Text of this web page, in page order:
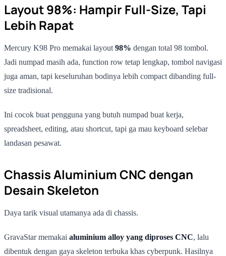
Layout 98%: Hampir Full-Size, Tapi
Lebih Rapat
Mercury K98 Pro memakai layout 98% dengan total 98 tombol.
Jadi numpad masih ada, function row tetap lengkap, tombol navigasi
juga aman, tapi keseluruhan bodinya lebih compact dibanding full-
size tradisional.
Ini cocok buat pengguna yang butuh numpad buat kerja,
spreadsheet, editing, atau shortcut, tapi ga mau keyboard selebar
landasan pesawat.
Chassis Aluminium CNC dengan
Desain Skeleton
Daya tarik visual utamanya ada di chassis.
GravaStar memakai aluminium alloy yang diproses CNC, lalu
dibentuk dengan gaya skeleton terbuka khas cyberpunk. Hasilnya